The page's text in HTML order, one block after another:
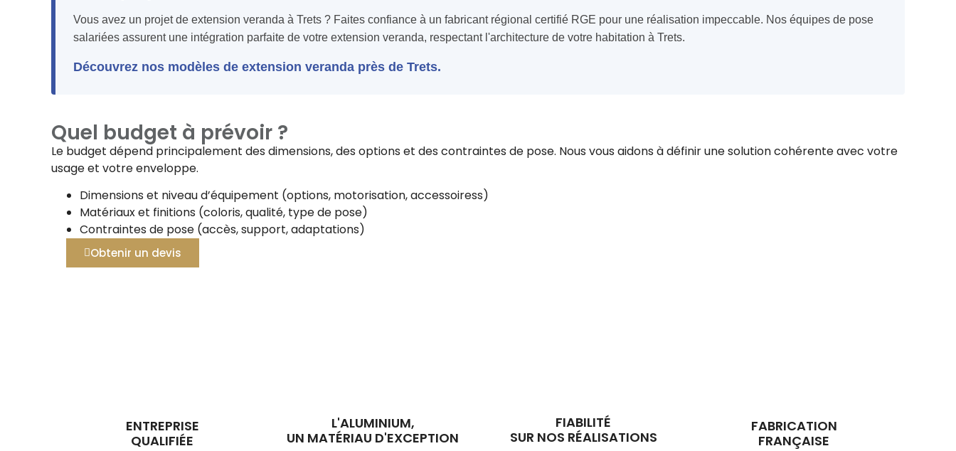
Vous avez un projet de extension veranda à Trets ? Faites confiance à un fabricant régional certifié RGE pour une réalisation impeccable. Nos équipes de pose
salariées assurent une intégration parfaite de votre extension veranda, respectant l'architecture de votre habitation à Trets.
Découvrez nos modèles de extension veranda près de Trets.
Quel budget à prévoir ?
Le budget dépend principalement des dimensions, des options et des contraintes de pose. Nous vous aidons à définir une solution cohérente avec votre
usage et votre enveloppe.
Dimensions et niveau d’équipement (options, motorisation, accessoiress)
Matériaux et finitions (coloris, qualité, type de pose)
Contraintes de pose (accès, support, adaptations)
Obtenir un devis
ENTREPRISE
QUALIFIÉE
L'ALUMINIUM,
UN MATÉRIAU D'EXCEPTION
FIABILITÉ
SUR NOS RÉALISATIONS
FABRICATION
FRANÇAISE